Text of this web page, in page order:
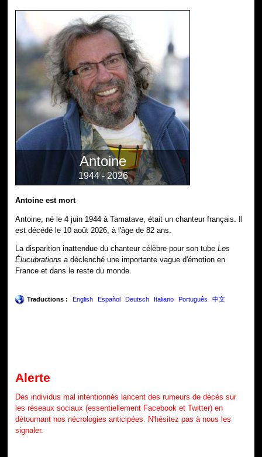
Antoine
1944 - 2026
Antoine est mort
Antoine, né le 4 juin 1944 à Tamatave, était un chanteur français. Il
est décédé le 10 août 2026, à l'âge de 82 ans.
La disparition inattendue du chanteur célèbre pour son tubeLes
Élucubrations a déclenché une importante vague d'émotion en
France et dans le reste du monde.
Traductions : English Español Deutsch Italiano Português 中文
Alerte
Des individus mal intentionnés lancent des rumeurs de décès sur
les réseaux sociaux (essentiellement Facebook et Twitter) en
détournant nos nécrologies anticipées. N'hésitez pas à nous les
signaler.